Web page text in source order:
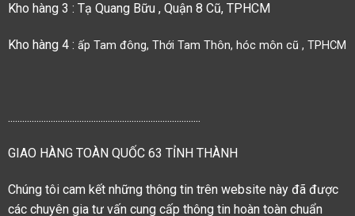
Kho hàng 3 : Tạ Quang Bữu , Quận 8 Cũ, TPHCM
Kho hàng 4 : ấp Tam đông, Thới Tam Thôn, hóc môn cũ , TPHCM
.................................................................................
GIAO HÀNG TOÀN QUỐC 63 TỈNH THÀNH
Chúng tôi cam kết những thông tin trên website này đã được
các chuyên gia tư vấn cung cấp thông tin hoàn toàn chuẩn